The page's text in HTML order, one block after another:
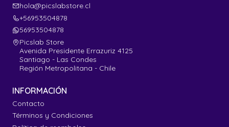
hola@picslabstore.cl
+56953504878
56953504878
Picslab Store
Avenida Presidente Errazuriz 4125
Santiago - Las Condes
Región Metropolitana - Chile
INFORMACIÓN
Contacto
Términos y Condiciones